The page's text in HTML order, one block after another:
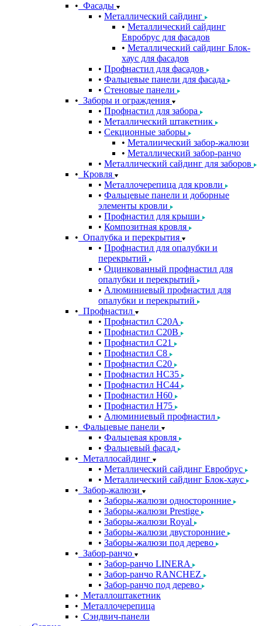
Фасады
Металлический сайдинг
Металлический сайдинг
Евробрус для фасадов
Металлический сайдинг Блок-
хаус для фасадов
Профнастил для фасадов
Фальцевые панели для фасада
Стеновые панели
Заборы и ограждения
Профнастил для забора
Металлический штакетник
Секционные заборы
Металиический забор-жалюзи
Металлический забор-ранчо
Металлический сайдинг для заборов
Кровля
Металлочерепица для кровли
Фальцевые панели и доборные
элементы кровли
Профнастил для крыши
Композитная кровля
Опалубка и перекрытия
Профнастил для опалубки и
перекрытий
Оцинкованный профнастил для
опалубки и перекрытий
Алюминиевый профнастил для
опалубки и перекрытий
Профнастил
Профнастил С20A
Профнастил С20B
Профнастил С21
Профнастил С8
Профнастил С20
Профнастил НС35
Профнастил НС44
Профнастил Н60
Профнастил Н75
Алюминиевый профнастил
Фальцевые панели
Фальцевая кровля
Фальцевый фасад
Металлосайдинг
Металлический сайдинг Евробрус
Металлический сайдинг Блок-хаус
Забор-жалюзи
Заборы-жалюзи односторонние
Заборы-жалюзи Prestige
Заборы-жалюзи Royal
Заборы-жалюзи двусторонние
Заборы-жалюзи под дерево
Забор-ранчо
Забор-ранчо LINERA
Забор-ранчо RANCHEZ
Забор-ранчо под дерево
Металлоштакетник
Металлочерепица
Сэндвич-панели